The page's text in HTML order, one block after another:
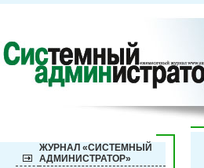
ЖУРНАЛ «СИСТЕМНЫЙ
АДМИНИСТРАТОР»